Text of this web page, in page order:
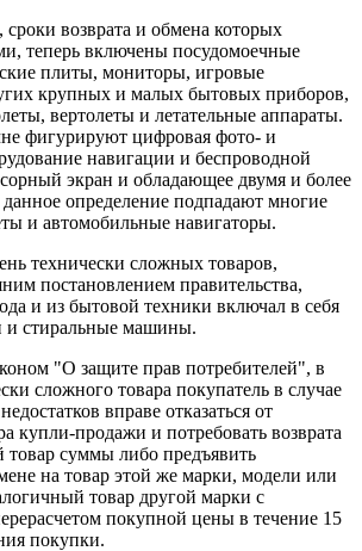
сроки возврата и обмена которых
теперь включены посудомоечные
плиты, мониторы, игровые
крупных и малых бытовых приборов,
вертолеты и летательные аппараты.
фигурируют цифровая фото- и
навигации и беспроводной
экран и обладающее двумя и более
определение подпадают многие
и автомобильные навигаторы.
технически сложных товаров,
постановлением правительства,
и из бытовой техники включал в себя
и стиральные машины.
"О защите прав потребителей", в
сложного товара покупатель в случае
вправе отказаться от
купли-продажи и потребовать возврата
товар суммы либо предъявить
на товар этой же марки, модели или
товар другой марки с
покупной цены в течение 15
покупки.